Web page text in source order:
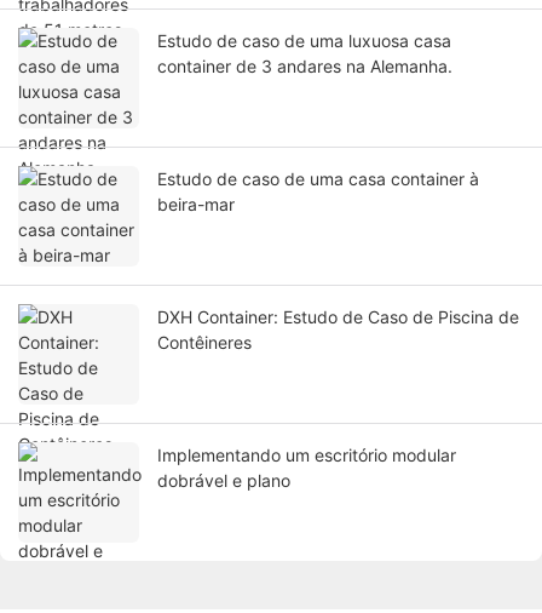
Estudo de caso de uma luxuosa casa
container de 3 andares na Alemanha.
Estudo de caso de uma casa container à
beira-mar
DXH Container: Estudo de Caso de Piscina de
Contêineres
Implementando um escritório modular
dobrável e plano